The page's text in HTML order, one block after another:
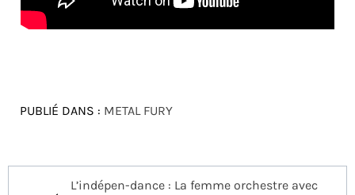
PUBLIÉ DANS : METAL FURY
NavigationL’indépen-dance : La femme orchestre avec